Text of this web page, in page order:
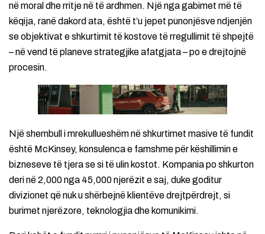
në moral dhe rritje në të ardhmen. Një nga gabimet më të
këqija, ranë dakord ata, është t’u jepet punonjësve ndjenjën
se objektivat e shkurtimit të kostove të rregullimit të shpejtë
– në vend të planeve strategjike afatgjata – po e drejtojnë
procesin.
Një shembull i mrekullueshëm në shkurtimet masive të fundit
është McKinsey, konsulenca e famshme për këshillimin e
bizneseve të tjera se si të ulin kostot. Kompania po shkurton
deri në 2,000 nga 45,000 njerëzit e saj, duke goditur
divizionet që nuk u shërbejnë klientëve drejtpërdrejt, si
burimet njerëzore, teknologjia dhe komunikimi.